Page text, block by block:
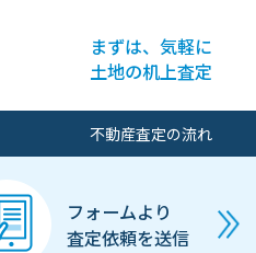
まずは、気軽に
土地の机上査定
不動産査定の流れ
フォームより
査定依頼を送信